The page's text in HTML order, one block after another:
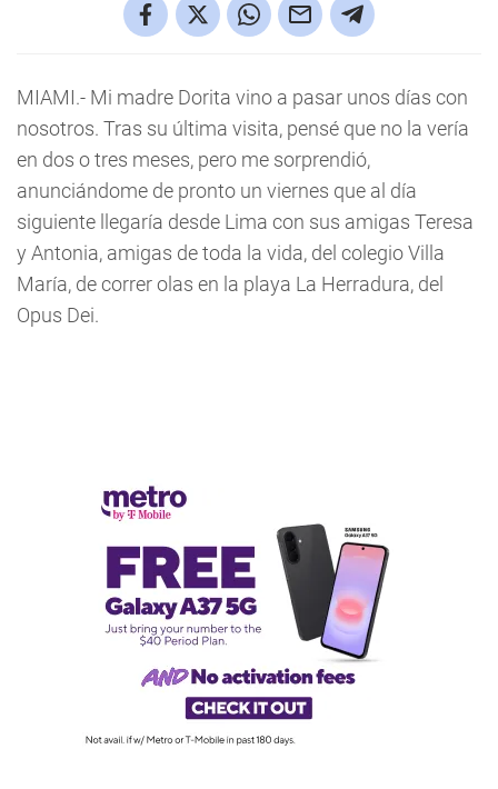
MIAMI.- Mi madre Dorita vino a pasar unos días con
nosotros. Tras su última visita, pensé que no la vería
en dos o tres meses, pero me sorprendió,
anunciándome de pronto un viernes que al día
siguiente llegaría desde Lima con sus amigas Teresa
y Antonia, amigas de toda la vida, del colegio Villa
María, de correr olas en la playa La Herradura, del
Opus Dei.